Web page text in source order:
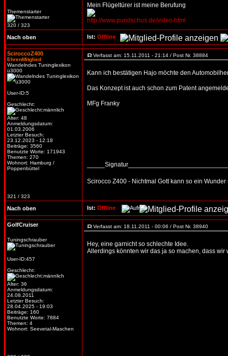
Themenstarter
320 / 323
Mein Flügeltürer ist meine Berufung
http://www.pundschus.de/video.html
Nach oben Ist: Offline
SciroccoZ400
EhrenMitglied
Wandelndes Tuninglexikon
ü3000
User-ID:5
Geschlecht:
Alter: 48
Anmeldungsdatum:
01.03.2006
Letzter Besuch:
23.12.2023 - 12:18
Beiträge: 3560
Benutzte Worte: 171943
Themen: 270
Wohnort: Hamburg /
Poppenbüttel
321 / 323
Verfasst am: 15.11.2011 - 21:14 / Post Nr. 38884
Kann ich bestätigen Hajo möchte den
Das Konzept ist auch schon zum Patent
MFg Franky
Scirocco Z400 - Nichtmal Gott kann so ein Wunder
Nach oben Ist: Offline
GolfCruiser
Tuningschrauber
User-ID:457
Geschlecht:
Alter: 36
Anmeldungsdatum:
24.08.2011
Letzter Besuch:
28.04.2025 - 19:03
Beiträge: 160
Benutzte Worte: 7884
Themen: 4
Wohnort: Seevetal-Maschen
Verfasst am: 18.11.2011 - 00:06 / Post Nr. 38940
Hey, eine garnicht so schlechte Idee.
Allerdings könnten wir das ja so machen, dass